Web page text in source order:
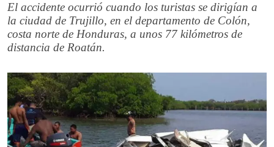
El accidente ocurrió cuando los turistas se dirigían a
la ciudad de Trujillo, en el departamento de Colón,
costa norte de Honduras, a unos 77 kilómetros de
distancia de Roatán.